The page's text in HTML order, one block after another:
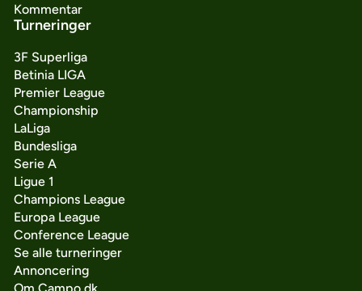
Kommentar
Turneringer
3F Superliga
Betinia LIGA
Premier League
Championship
LaLiga
Bundesliga
Serie A
Ligue 1
Champions League
Europa League
Conference League
Se alle turneringer
Annoncering